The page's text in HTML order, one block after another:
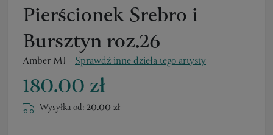
Pierścionek Srebro i
Bursztyn roz.26
Amber MJ - Sprawdź inne dzieła tego artysty
180.00 zł
Wysyłka od:20.00 zł